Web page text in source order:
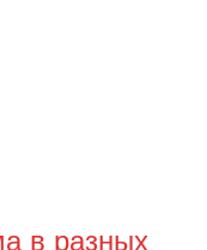
в разных